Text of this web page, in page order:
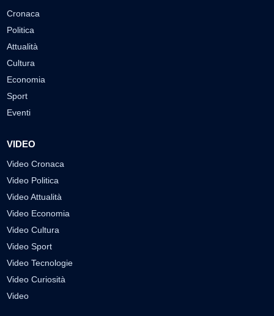
Cronaca
Politica
Attualità
Cultura
Economia
Sport
Eventi
VIDEO
Video Cronaca
Video Politica
Video Attualità
Video Economia
Video Cultura
Video Sport
Video Tecnologie
Video Curiosità
Video